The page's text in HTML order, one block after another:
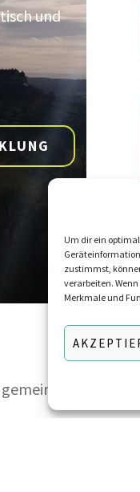
Um dir ein
zustimmst,
verarbeiten.
Merkmale und
und